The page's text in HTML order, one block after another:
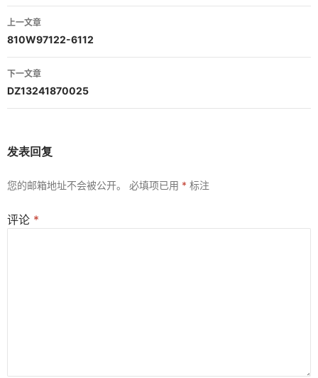
文
章
导
航
上一文章
810W97122-6112
下一文章
DZ13241870025
发表回复
您的邮箱地址不会被公开。 必填项已用 * 标注
评论 *